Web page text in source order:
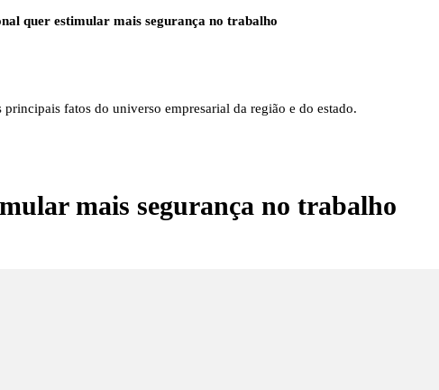
quer estimular mais segurança no trabalho
fatos do universo empresarial da região e do estado.
mais segurança no trabalho